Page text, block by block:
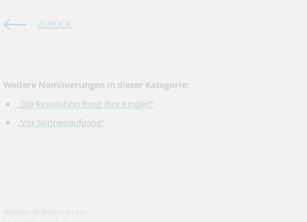
ZURÜCK
Weitere Nominierungen in dieser Kategorie:
„Die Revolution frisst ihre Kinder!“
„Vor Sonnenaufgang“